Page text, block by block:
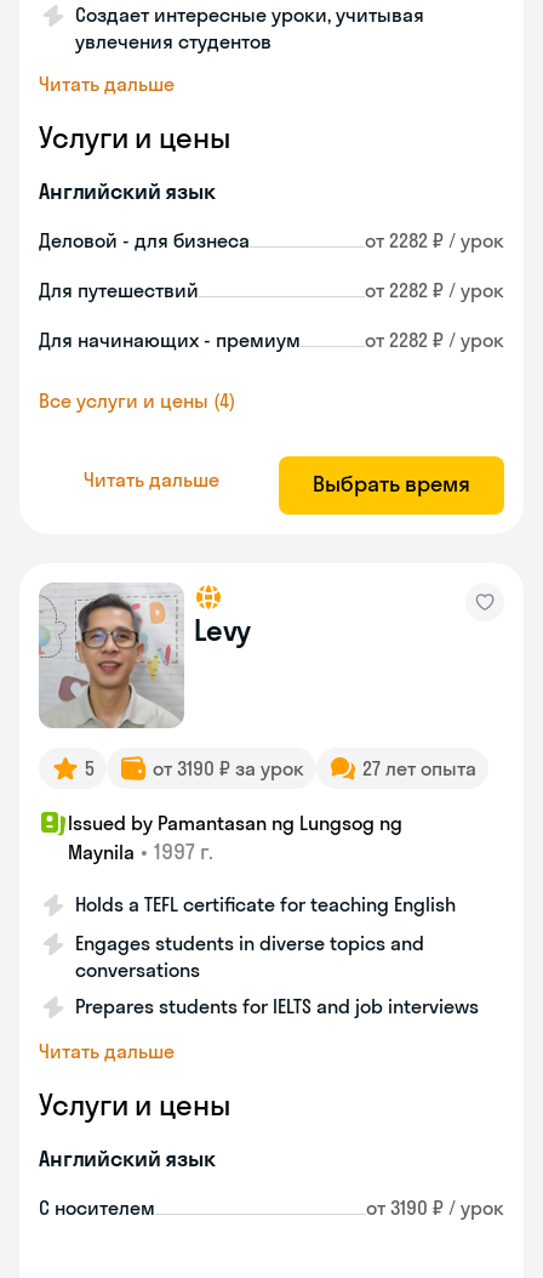
Создает интересные уроки, учитывая
увлечения студентов
Читать дальше
Услуги и цены
Английский язык
Деловой - для бизнеса от 2282 ₽ / урок
Для путешествий от 2282 ₽ / урок
Для начинающих - премиум от 2282 ₽ / урок
Все услуги и цены (4)
Читать дальше Выбрать время
Levy
5 от 3190 ₽ за урок 27 лет опыта
Issued by Pamantasan ng Lungsog ng
Maynila • 1997 г.
Holds a TEFL certificate for teaching English
Engages students in diverse topics and
conversations
Prepares students for IELTS and job interviews
Читать дальше
Услуги и цены
Английский язык
С носителем от 3190 ₽ / урок